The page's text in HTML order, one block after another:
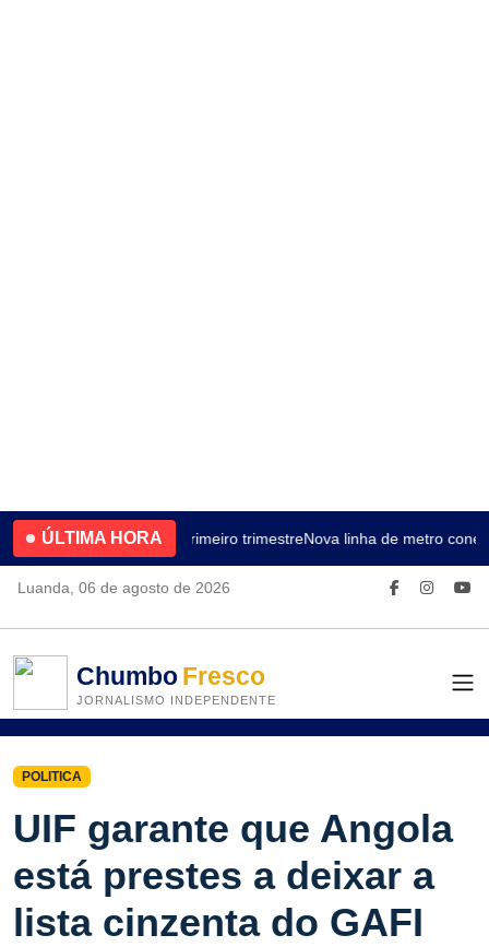
ÚLTIMA HORA4.2% no primeiro trimestreNova linha de metro
Luanda, 06 de agosto de 2026
ChumboFresco
JORNALISMO INDEPENDENTE
POLITICA
UIF garante que Angola
está prestes a deixar a
lista cinzenta do GAFI